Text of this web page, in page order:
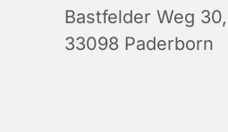
Bastfelder Weg 30,
33098 Paderborn